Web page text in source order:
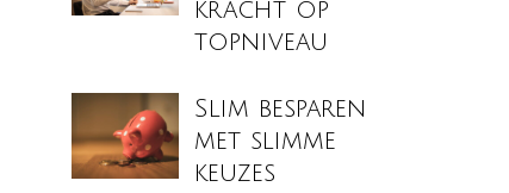
kracht op
topniveau
Slim besparen
met slimme
keuzes